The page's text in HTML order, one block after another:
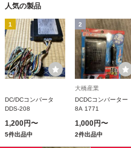
人気の製品
1
DC/DCコンバータ
DDS-208
1,200円〜
5件出品中
2
大橋産業
DCDCコンバーター
8A 1771
1,000円〜
2件出品中